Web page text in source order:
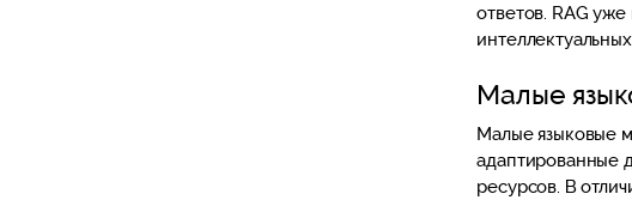
ответов. RAG уже
Малые
Малые языковые
адаптированные
ресурсов. В